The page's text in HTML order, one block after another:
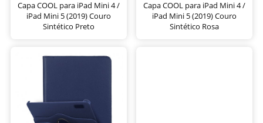
Capa COOL para iPad Mini 4 /
iPad Mini 5 (2019) Couro
Sintético Preto
Capa COOL para iPad Mini 4 /
iPad Mini 5 (2019) Couro
Sintético Rosa